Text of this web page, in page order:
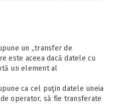
un „transfer de
este aceea dacă datele cu
un element al
ca cel puţin datele uneia
operator, să fie transferate